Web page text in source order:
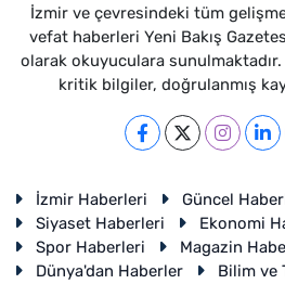
İzmir ve çevresindeki tüm
vefat haberleri Yeni Bakış
olarak okuyuculara
kritik bilgiler, doğrulanmış
İzmir Haberleri
Güncel
Siyaset Haberleri
Ekonomi
Spor Haberleri
Magazin
Dünya'dan Haberler
Bilim ve